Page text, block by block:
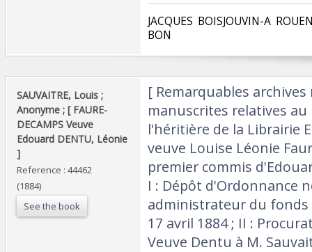
‎JACQUES BOISJOUVIN-A
BON‎
‎SAUVAITRE, Louis ;
Anonyme ; [ FAURE-
DECAMPS Veuve
Edouard DENTU, Léonie
]‎
Reference : 44462
(1884)
See the book
‎[ Remarquables
manuscrites relatives
l'héritière de la Librairie
veuve Louise Léonie
premier commis
I : Dépôt d'Ordonnance
administrateur du fonds
17 avril 1884 ; II :
Veuve Dentu à M.